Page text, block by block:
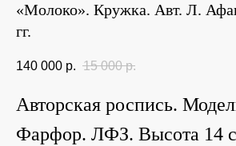
«Молоко». Кружка. Авт. Л.
гг.
140 000 р. 15 000 р.
Авторская роспись.
Фарфор. ЛФЗ. Высота 14